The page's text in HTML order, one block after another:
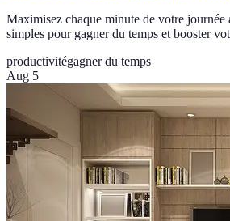
Maximisez chaque minute de votre journée
simples pour gagner du temps et booster
productivitégagner du temps
Aug 5